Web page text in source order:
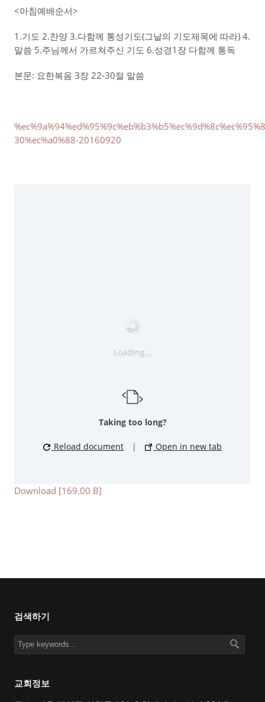
<아침예배순서>
1.기도 2.찬양 3.다함께 통성기도(그날의 기도제목에 따라) 4.
말씀 5.주님께서 가르쳐주신 기도 6.성경1장 다함께 통독
본문: 요한복음 3장 22-30절 말씀
30%ec%a0%88-20160920
Loading...
Taking too long?
Reload document | Open in new tab
Download [169.00 B]
검색하기
교회정보